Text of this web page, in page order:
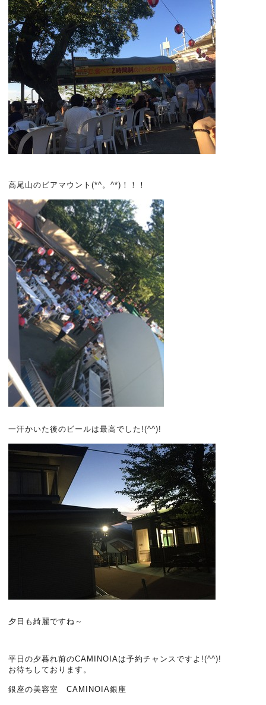
高尾山のビアマウント(*^。^*)！！！
一汗かいた後のビールは最高でした!(^^)!
夕日も綺麗ですね～
平日の夕暮れ前のCAMINOIAは予約チャンスですよ!(^^)!
お待ちしております。
銀座の美容室 CAMINOIA銀座